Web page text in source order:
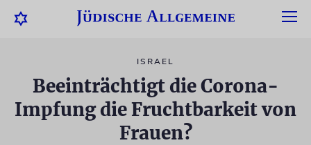
ISRAEL
Beeinträchtigt die Corona-
Impfung die Fruchtbarkeit von
Frauen?